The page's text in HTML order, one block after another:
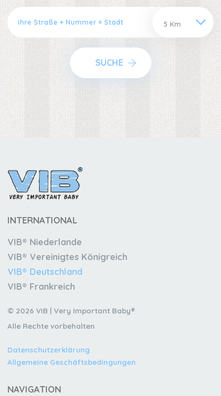
SUCHE
INTERNATIONAL
VIB® Niederlande
VIB® Vereinigtes Königreich
VIB® Deutschland
VIB® Frankreich
© 2026 VIB | Very Important Baby®
Alle Rechte vorbehalten
Datenschutzerklärung
Allgemeine Geschäftsbedingungen
NAVIGATION